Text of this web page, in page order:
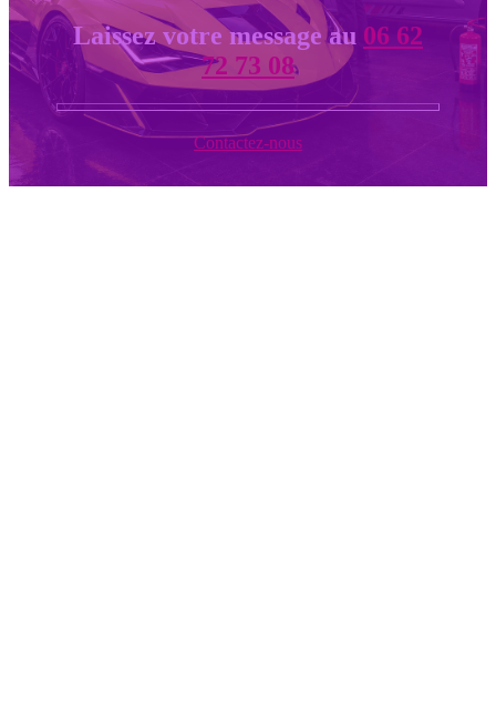
Laissez votre message au 06 62
72 73 08
Contactez-nous